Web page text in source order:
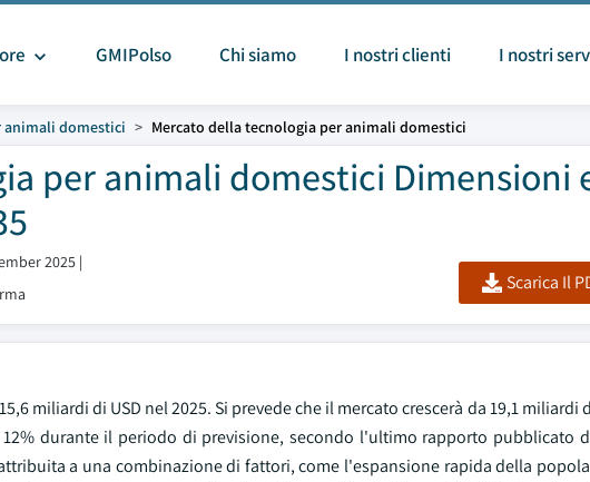
GMIPolso Chi siamo I nostri clienti I nostri
animali domestici Mercato della tecnologia per animali domestici
per animali domestici Dimensioni
2025 |
Scarica Il
miliardi di USD nel 2025. Si prevede che il mercato crescerà da 19,1 miliardi
12% durante il periodo di previsione, secondo l'ultimo rapporto pubblicato
a una combinazione di fattori, come l'espansione rapida della